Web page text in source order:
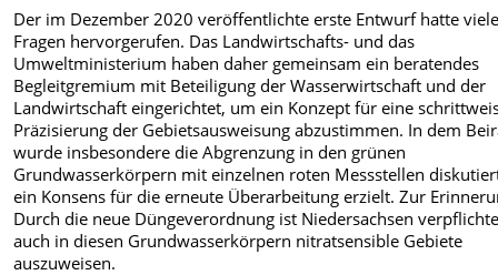
Der im Dezember 2020 veröffentlichte erste Entwurf hatte
Fragen hervorgerufen. Das Landwirtschafts- und das
Umweltministerium haben daher gemeinsam ein beratendes
Begleitgremium mit Beteiligung der Wasserwirtschaft und der
Landwirtschaft eingerichtet, um ein Konzept für eine
Präzisierung der Gebietsausweisung abzustimmen. In dem
wurde insbesondere die Abgrenzung in den grünen
Grundwasserkörpern mit einzelnen roten Messstellen
ein Konsens für die erneute Überarbeitung erzielt. Zur
Durch die neue Düngeverordnung ist Niedersachsen
auch in diesen Grundwasserkörpern nitratsensible Gebiete
auszuweisen.